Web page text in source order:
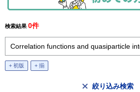
検索結果 0件
+ 初版 + 揃
絞り込み検索